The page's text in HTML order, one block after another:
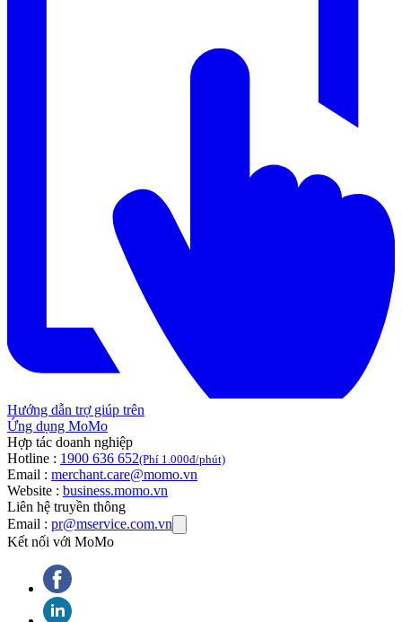
Hướng dẫn trợ giúp trên
Ứng dụng MoMo
Hợp tác doanh nghiệp
Hotline : 1900 636 652(Phí 1.000đ/phút)
Email : merchant.care@momo.vn
Website : business.momo.vn
Liên hệ truyền thông
Email : pr@mservice.com.vn
Kết nối với MoMo